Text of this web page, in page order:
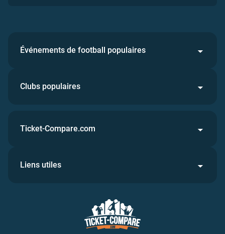
Événements de football populaires
Clubs populaires
Ticket-Compare.com
Liens utiles